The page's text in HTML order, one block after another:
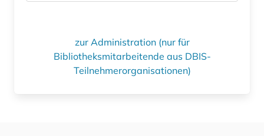
zur Administration (nur für
Bibliotheksmitarbeitende aus DBIS-
Teilnehmerorganisationen)